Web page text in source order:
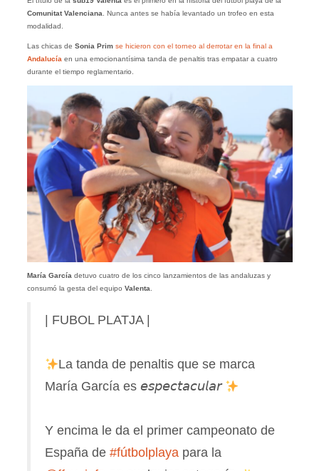
Comunitat Valenciana . Nunca antes se había levantado un trofeo en esta
modalidad.
Las chicas de Sonia Prim se hicieron con el torneo al derrotar en la final a
Andalucía en una emocionantísima tanda de penaltis tras empatar a cuatro
durante el tiempo reglamentario.
María Garcíadetuvo cuatro de los cinco lanzamientos de las andaluzas y
consumó la gesta del equipo Valenta.
| FUBOL PLATJA |
La tanda de penaltis que se marca
María García es 𝘦𝘴𝘱𝘦𝘤𝘵𝘢𝘤𝘶𝘭𝘢𝘳
Y encima le da el primer campeonato de
España de #fútbolplayapara la